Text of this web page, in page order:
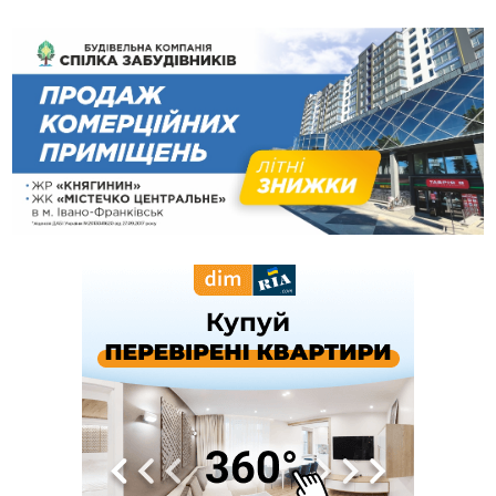
Яремче обговорили, як вирішити питання джипінгу в
Карпатах
13:54
5 «тихих» хвороб, які виявляє профілактичне обстеження
13:30
ФОТО На Надрічній тривають останні приготування до
нового руху
12:57
У Франківську зафіксували найбільшу спеку за всю історію
спостережень
12:24
Лікування наркоманії Київ: чому важливо розпочати
терапію якомога раніше
тисяч гривень у валюті, засудили до 5 років
Податкова передасть в Міноборони для "Оберегу" дані про
чоловіків 18–60 років
Водійка, яку на Сухомлинського побив інший керманич,
відмовилася від обвинувачення — справу закрили
У Франківську, Коломиї, Долині та Яремче 6 серпня
зафіксували рекордну спеку
Змушував надсилати інтимні фото: на Прикарпатті
затримали підозрюваного у розбещенні малолітньої